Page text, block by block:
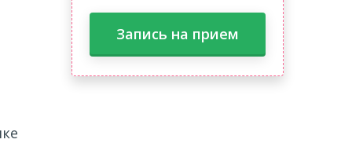
Запись на прием